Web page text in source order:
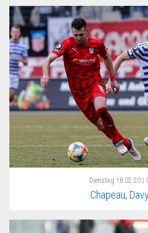
Dienstag 18.02.20 |
Chapeau,